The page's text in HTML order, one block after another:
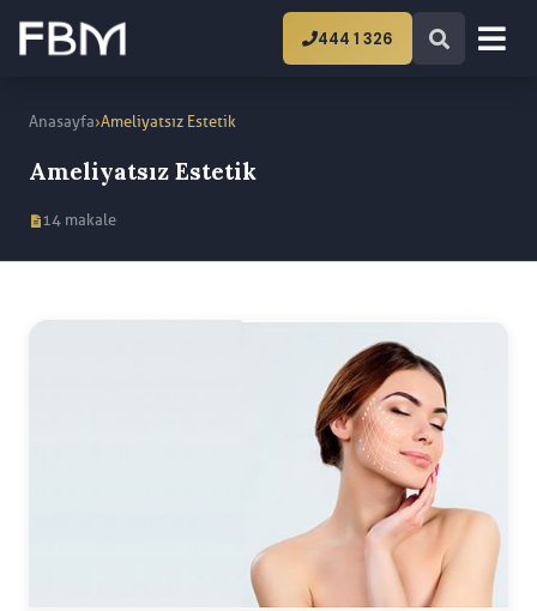
444 1 326
Anasayfa›Ameliyatsız Estetik
Ameliyatsız Estetik
14 makale